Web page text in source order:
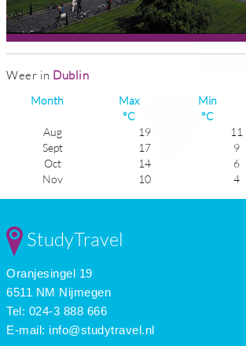
Weer in Dublin
Month
Max
°C
Min
°C
Aug
19 11
Sept
17 9
Oct
14 6
Nov
10 4
Mar
May
June
July
StudyTravel
Oranjesingel 19
6511 NM Nijmegen
Tel: 024-3 888 666
E-mail: info@studytravel.nl